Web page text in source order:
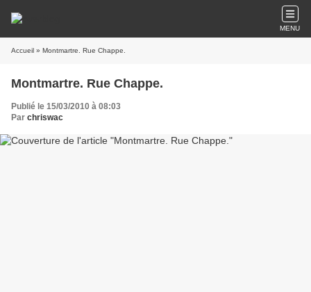
MENU
Accueil » Montmartre. Rue Chappe.
Montmartre. Rue Chappe.
Publié le 15/03/2010 à 08:03
Par chriswac